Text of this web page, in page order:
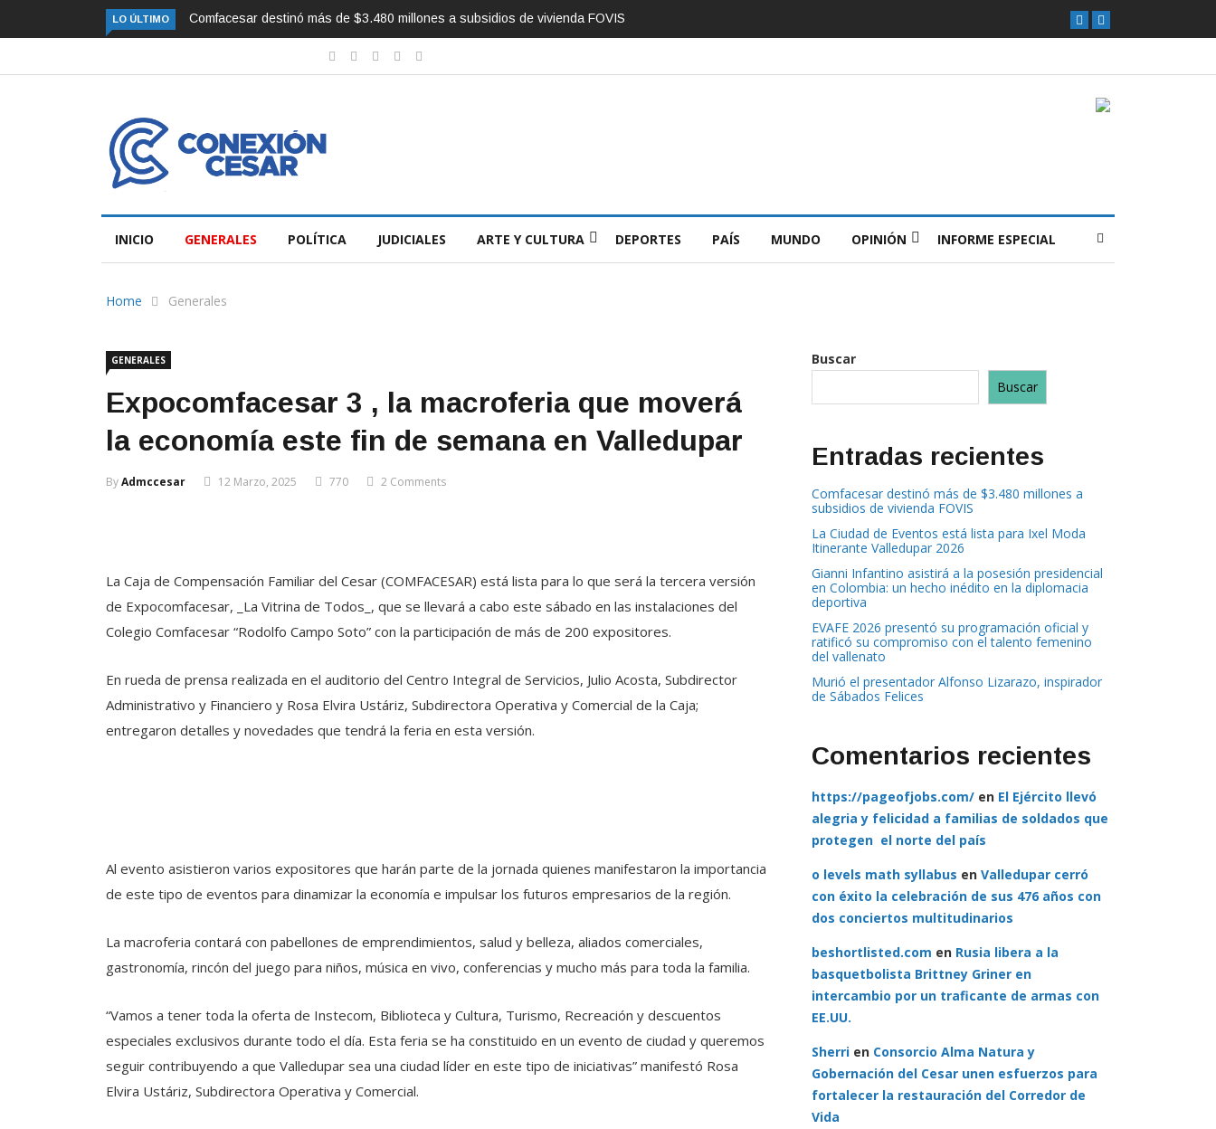
LO ÚLTIMO
a subsidios de vivienda FOVISLa Ciudad de Eventos está lista para Ixel Moda Itinerante Valledupar 2026
INICIO GENERALES POLÍTICA JUDICIALES ARTE Y CULTURA DEPORTES PAÍS MUNDO OPINIÓN INFORME ESPECIAL
Home Generales
GENERALES
Expocomfacesar 3 , la macroferia que moverá
la economía este fin de semana en Valledupar
ByAdmccesar 12 Marzo, 2025 770 2 Comments
La Caja de Compensación Familiar del Cesar (COMFACESAR) está lista para lo que será la tercera versión
de Expocomfacesar, _La Vitrina de Todos_, que se llevará a cabo este sábado en las instalaciones del
Colegio Comfacesar “Rodolfo Campo Soto” con la participación de más de 200 expositores.
En rueda de prensa realizada en el auditorio del Centro Integral de Servicios, Julio Acosta, Subdirector
Administrativo y Financiero y Rosa Elvira Ustáriz, Subdirectora Operativa y Comercial de la Caja;
entregaron detalles y novedades que tendrá la feria en esta versión.
Al evento asistieron varios expositores que harán parte de la jornada quienes manifestaron la importancia
de este tipo de eventos para dinamizar la economía e impulsar los futuros empresarios de la región.
La macroferia contará con pabellones de emprendimientos, salud y belleza, aliados comerciales,
gastronomía, rincón del juego para niños, música en vivo, conferencias y mucho más para toda la familia.
“Vamos a tener toda la oferta de Instecom, Biblioteca y Cultura, Turismo, Recreación y descuentos
especiales exclusivos durante todo el día. Esta feria se ha constituido en un evento de ciudad y queremos
seguir contribuyendo a que Valledupar sea una ciudad líder en este tipo de iniciativas” manifestó Rosa
Elvira Ustáriz, Subdirectora Operativa y Comercial.
Buscar
Buscar
Entradas recientes
Comfacesar destinó más de $3.480 millones a
subsidios de vivienda FOVIS
La Ciudad de Eventos está lista para Ixel Moda
Itinerante Valledupar 2026
Gianni Infantino asistirá a la posesión presidencial
en Colombia: un hecho inédito en la diplomacia
deportiva
EVAFE 2026 presentó su programación oficial y
ratificó su compromiso con el talento femenino
del vallenato
Murió el presentador Alfonso Lizarazo, inspirador
de Sábados Felices
Comentarios recientes
https://pageofjobs.com/ en El Ejército llevó
alegria y felicidad a familias de soldados que
protegen el norte del país
o levels math syllabus en Valledupar cerró
con éxito la celebración de sus 476 años con
dos conciertos multitudinarios
beshortlisted.com en Rusia libera a la
basquetbolista Brittney Griner en
intercambio por un traficante de armas con
EE.UU.
Sherri en Consorcio Alma Natura y
Gobernación del Cesar unen esfuerzos para
fortalecer la restauración del Corredor de
Vida